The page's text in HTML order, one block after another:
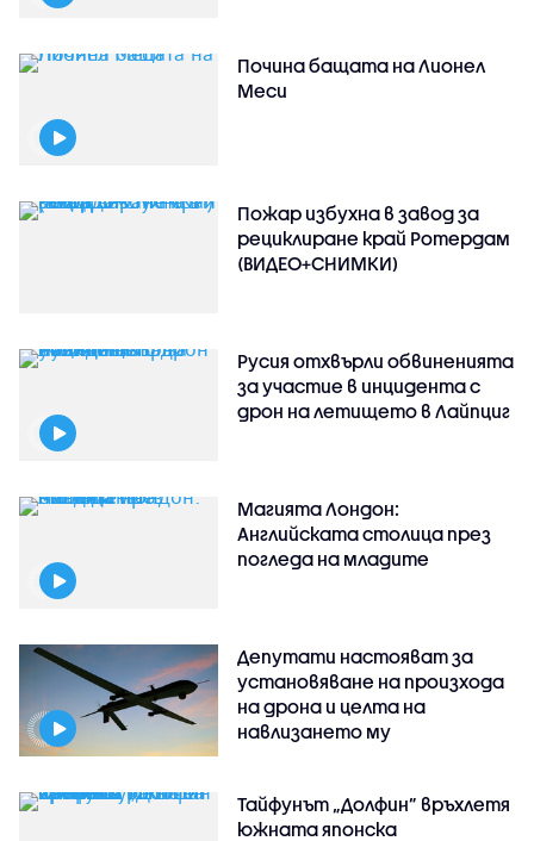
Почина бащата на Лионел
Меси
Пожар избухна в завод за
рециклиране край Ротердам
(ВИДЕО+СНИМКИ)
Русия отхвърли обвиненията
за участие в инцидента с
дрон на летището в Лайпциг
Магията Лондон:
Английската столица през
погледа на младите
Депутати настояват за
установяване на произхода
на дрона и целта на
навлизането му
Тайфунът „Долфин” връхлетя
южната японска